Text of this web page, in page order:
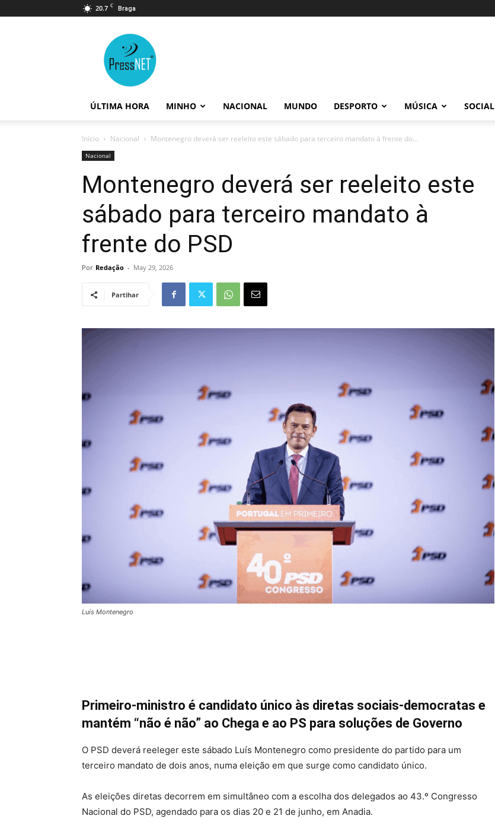
20.7 C Braga
ÚLTIMA HORA MINHO NACIONAL MUNDO DESPORTO MÚSICA SOCIAL
Início Nacional Montenegro deverá ser reeleito este sábado para terceiro mandato à frente do...
Nacional
Montenegro deverá ser reeleito este
sábado para terceiro mandato à
frente do PSD
Por Redação - May 29, 2026
Partihar
Luís Montenegro
Primeiro-ministro é candidato único às diretas sociais-democratas e
mantém “não é não” ao Chega e ao PS para soluções de Governo
O PSD deverá reeleger este sábado Luís Montenegro como presidente do partido para um
terceiro mandato de dois anos, numa eleição em que surge como candidato único.
As eleições diretas decorrem em simultâneo com a escolha dos delegados ao 43.º Congresso
Nacional do PSD, agendado para os dias 20 e 21 de junho, em Anadia.